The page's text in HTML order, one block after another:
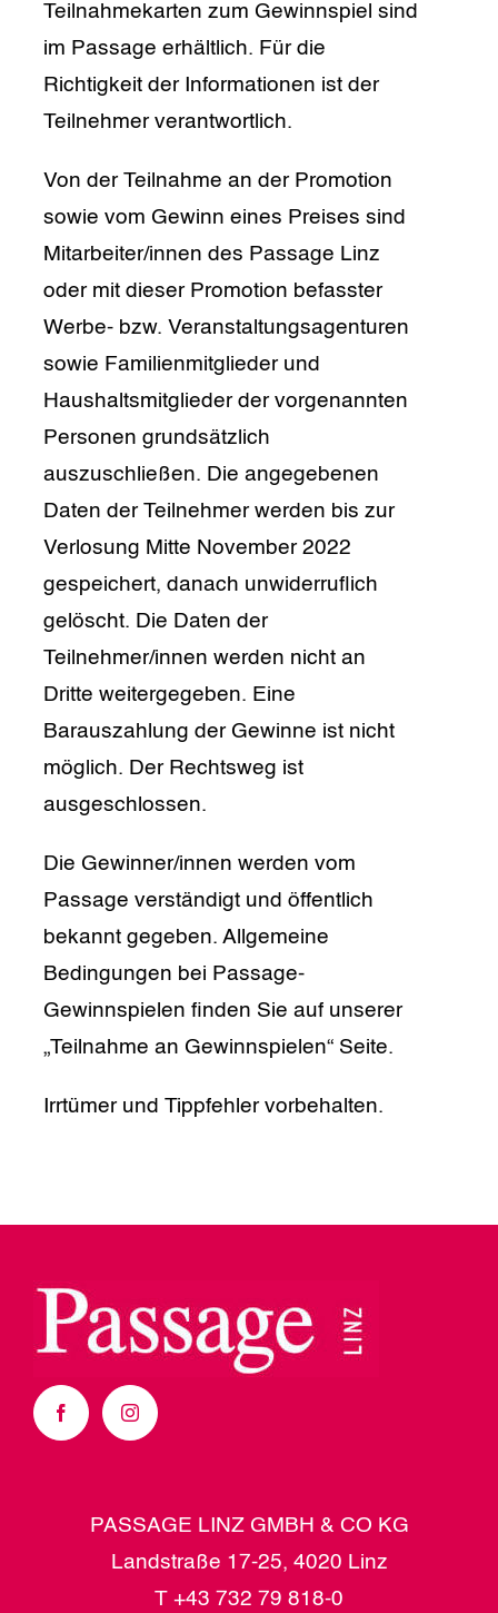
Teilnahmekarten zum Gewinnspiel sind
im Passage erhältlich. Für die
Richtigkeit der Informationen ist der
Teilnehmer verantwortlich.
Von der Teilnahme an der Promotion
sowie vom Gewinn eines Preises sind
Mitarbeiter/innen des Passage Linz
oder mit dieser Promotion befasster
Werbe- bzw. Veranstaltungsagenturen
sowie Familienmitglieder und
Haushaltsmitglieder der vorgenannten
Personen grundsätzlich
auszuschließen. Die angegebenen
Daten der Teilnehmer werden bis zur
Verlosung Mitte November 2022
gespeichert, danach unwiderruflich
gelöscht. Die Daten der
Teilnehmer/innen werden nicht an
Dritte weitergegeben. Eine
Barauszahlung der Gewinne ist nicht
möglich. Der Rechtsweg ist
ausgeschlossen.
Die Gewinner/innen werden vom
Passage verständigt und öffentlich
bekannt gegeben. Allgemeine
Bedingungen bei Passage-
Gewinnspielen finden Sie auf unserer
„Teilnahme an Gewinnspielen“ Seite.
Irrtümer und Tippfehler vorbehalten.
PASSAGE LINZ GMBH & CO KG
Landstraße 17-25, 4020 Linz
T +43 732 79 818-0